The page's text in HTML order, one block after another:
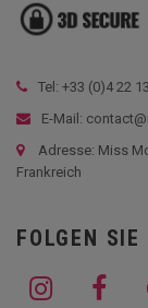
Tel: +33 (0)4 22
E-Mail:
Adresse: Miss
Frankreich
FOLGEN SIE